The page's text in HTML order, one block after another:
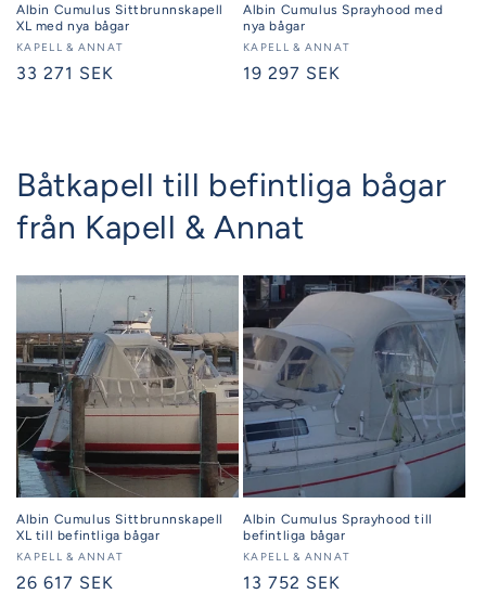
Albin Cumulus Sittbrunnskapell
XL med nya bågar
Säljare:
KAPELL & ANNAT
Ordinarie
33 271 SEK
Albin Cumulus Sprayhood med
nya bågar
Säljare:
KAPELL & ANNAT
Ordinarie
19 297 SEK
Båtkapell till befintliga bågar
från Kapell & Annat
Albin Cumulus Sittbrunnskapell
XL till befintliga bågar
Säljare:
KAPELL & ANNAT
Ordinarie
26 617 SEK
Albin Cumulus Sprayhood till
befintliga bågar
Säljare:
KAPELL & ANNAT
Ordinarie
13 752 SEK